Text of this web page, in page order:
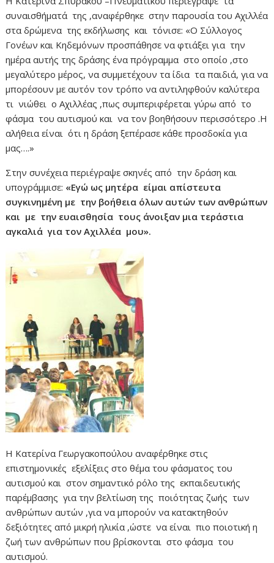
συναισθήματά της ,αναφέρθηκε στην παρουσία του Αχιλλέα
στα δρώμενα της εκδήλωσης και τόνισε: «Ο Σύλλογος
Γονέων και Κηδεμόνων προσπάθησε να φτιάξει για την
ημέρα αυτής της δράσης ένα πρόγραμμα στο οποίο ,στο
μεγαλύτερο μέρος, να συμμετέχουν τα ίδια τα παιδιά, για να
μπορέσουν με αυτόν τον τρόπο να αντιληφθούν καλύτερα
τι νιώθει ο Αχιλλέας ,πως συμπεριφέρεται γύρω από το
φάσμα του αυτισμού και να τον βοηθήσουν περισσότερο .Η
αλήθεια είναι ότι η δράση ξεπέρασε κάθε προσδοκία για
μας….»
Στην συνέχεια περιέγραψε σκηνές από την δράση και
υπογράμμισε: «Εγώ ως μητέρα είμαι απίστευτα
συγκινημένη με την βοήθεια όλων αυτών των ανθρώπων
και με την ευαισθησία τους άνοιξαν μια τεράστια
αγκαλιά για τον Αχιλλέα μου».
Η Κατερίνα Γεωργακοπούλου αναφέρθηκε στις
επιστημονικές εξελίξεις στο θέμα του φάσματος του
αυτισμού και στον σημαντικό ρόλο της εκπαιδευτικής
παρέμβασης για την βελτίωση της ποιότητας ζωής των
ανθρώπων αυτών ,για να μπορούν να κατακτηθούν
δεξιότητες από μικρή ηλικία ,ώστε να είναι πιο ποιοτική η
ζωή των ανθρώπων που βρίσκονται στο φάσμα του
αυτισμού.